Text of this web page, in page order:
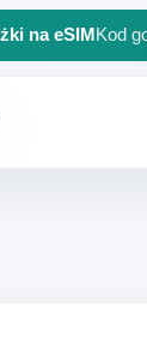
na eSIM Kod